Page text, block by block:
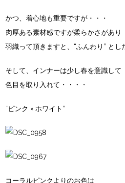
かつ、着心地も重要ですが・・・
肉厚ある素材感ですが柔らかさがあり
羽織って頂きますと、“ふんわり” とし
そして、インナーは少し春を意識して
色目を取り入れて・・・・
“ピンク × ホワイト”
コーラルピンクよりのお色は